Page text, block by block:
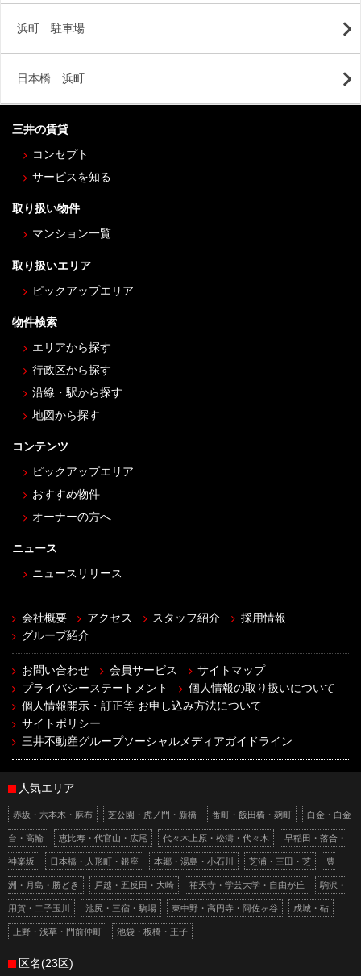
浜町 駐車場
日本橋 浜町
三井の賃貸
コンセプト
サービスを知る
取り扱い物件
マンション一覧
取り扱いエリア
ピックアップエリア
物件検索
エリアから探す
行政区から探す
沿線・駅から探す
地図から探す
コンテンツ
ピックアップエリア
おすすめ物件
オーナーの方へ
ニュース
ニュースリリース
会社概要 アクセス スタッフ紹介
採用情報
グループ紹介
お問い合わせ 会員サービス
サイトマップ
プライバシーステートメント
個人情報の取り扱いについて
個人情報開示・訂正等 お申し込み方法について
サイトポリシー
三井不動産グループソーシャルメディアガイドライン
人気エリア
赤坂・六本木・麻布 芝公園・虎ノ門・新橋 番町・飯田橋・麹町 白金・白金
台・高輪 恵比寿・代官山・広尾 代々木上原・松濤・代々木 早稲田・落合・
神楽坂 日本橋・人形町・銀座 本郷・湯島・小石川 芝浦・三田・芝 豊
洲・月島・勝どき 戸越・五反田・大崎 祐天寺・学芸大学・自由が丘 駒沢・
用賀・二子玉川 池尻・三宿・駒場 東中野・高円寺・阿佐ヶ谷 成城・砧
上野・浅草・門前仲町 池袋・板橋・王子
区名(23区)